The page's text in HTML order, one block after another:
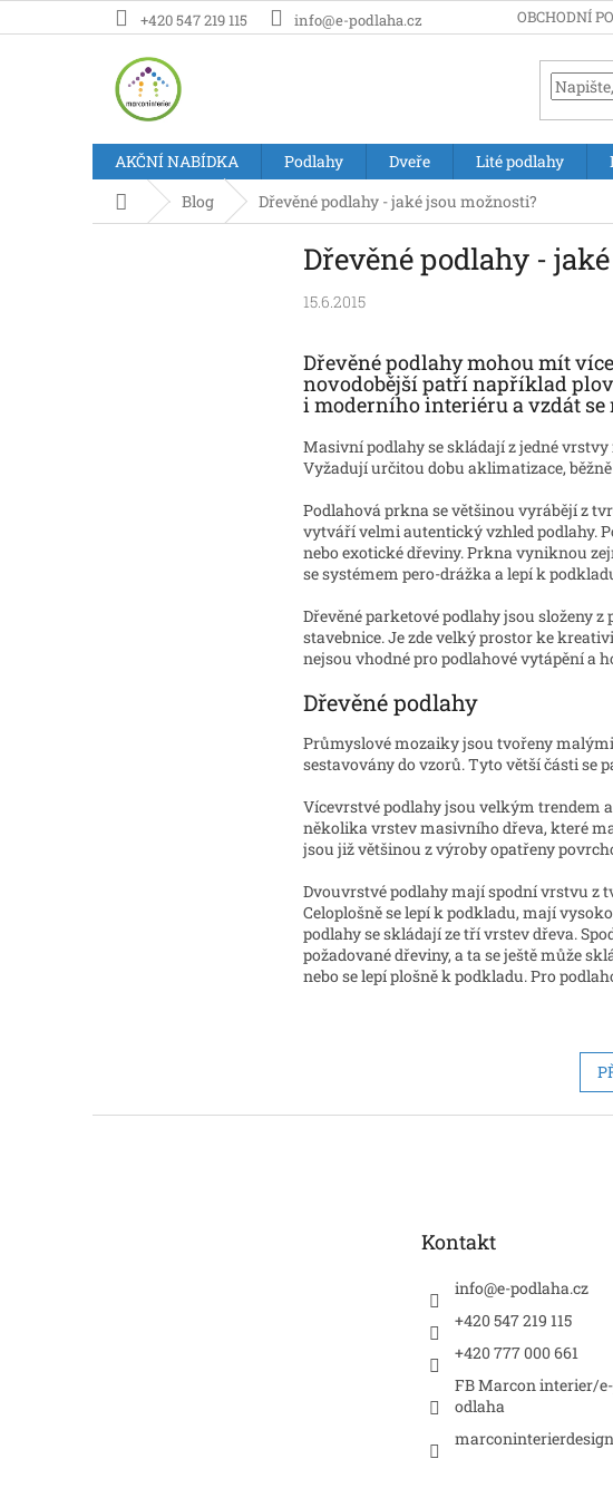
na
+420 547 219 115 info@e-podlaha.cz OBCHODNÍ
AKČNÍ NABÍDKA Podlahy Dveře Lité podlahy
Domů Blog Dřevěné podlahy - jaké jsou možnosti?
Dřevěné podlahy -
15.6.2015
Dřevěné podlahy mohou mít
novodobější patří například
i moderního interiéru a vzdát
Masivní podlahy se skládají z jedné
Vyžadují určitou dobu aklimatizace,
Podlahová prkna se většinou vyrábějí z
vytváří velmi autentický vzhled podlahy.
nebo exotické dřeviny. Prkna vyniknou
se systémem pero-drážka a lepí k
Dřevěné parketové podlahy jsou složeny
stavebnice. Je zde velký prostor ke
nejsou vhodné pro podlahové vytápění a
Dřevěné podlahy
Průmyslové mozaiky jsou tvořeny
sestavovány do vzorů. Tyto větší části se
Vícevrstvé podlahy jsou velkým trendem
několika vrstev masivního dřeva, které
jsou již většinou z výroby opatřeny
Dvouvrstvé podlahy mají spodní vrstvu z
Celoplošně se lepí k podkladu, mají
podlahy se skládají ze tří vrstev dřeva.
požadované dřeviny, a ta se ještě může
nebo se lepí plošně k podkladu. Pro
Kontakt
info@e-podlaha.cz
+420 547 219 115
+420 777 000 661
FB Marcon interier/
odlaha
marconinterierdesign